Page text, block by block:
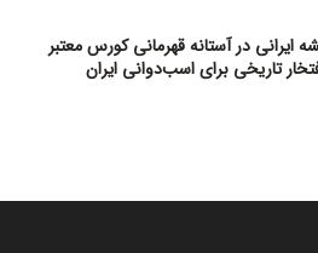
ایرانی در آستانه قهرمانی کورس معتبر
تاریخی برای اسب‌دوانی ایران